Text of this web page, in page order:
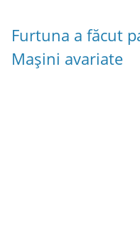
Furtuna a făcut
Mașini avariate